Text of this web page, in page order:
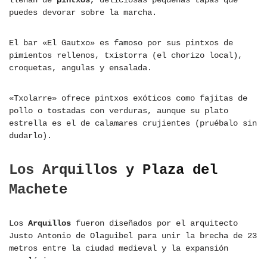
puedes devorar sobre la marcha.
El bar «El Gautxo» es famoso por sus pintxos de
pimientos rellenos, txistorra (el chorizo local),
croquetas, angulas y ensalada.
«Txolarre» ofrece pintxos exóticos como fajitas de
pollo o tostadas con verduras, aunque su plato
estrella es el de calamares crujientes (pruébalo sin
dudarlo).
Los Arquillos y Plaza del
Machete
Los Arquillos fueron diseñados por el arquitecto
Justo Antonio de Olaguibel para unir la brecha de 23
metros entre la ciudad medieval y la expansión